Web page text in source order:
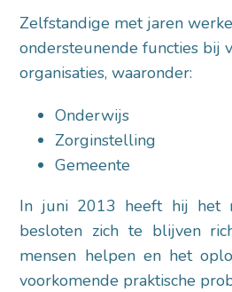
Zelfstandige met jaren
ondersteunende functies bij
organisaties, waaronder:
Onderwijs
Zorginstelling
Gemeente
In juni 2013 heeft hij het
besloten zich te blijven
mensen helpen en het
voorkomende praktische